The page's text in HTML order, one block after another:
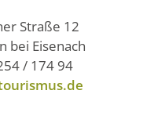
Straße 12
bei Eisenach
/ 174 94